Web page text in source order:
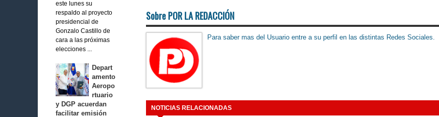
este lunes su
respaldo al proyecto
presidencial de
Gonzalo Castillo de
cara a las próximas
elecciones ...
Depart
amento
Aeropo
rtuario
y DGP acuerdan
facilitar emisión
Sobre POR LA REDACCIÓN
Para saber mas del Usuario entre a su perfil en las distintas Redes Sociales.
NOTICIAS RELACIONADAS